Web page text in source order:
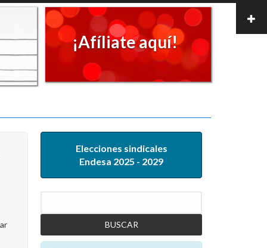
¡Afíliate aquí!
Elecciones sindicales
Endesa 2025 - 2029